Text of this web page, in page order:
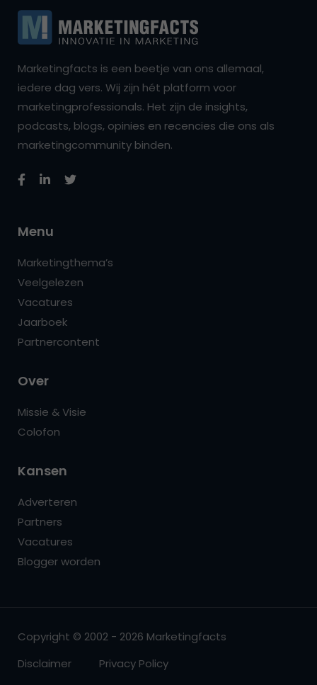
Marketingfacts is een beetje van ons allemaal,
iedere dag vers. Wij zijn hét platform voor
marketingprofessionals. Het zijn de insights,
podcasts, blogs, opinies en recencies die ons als
marketingcommunity binden.
Menu
Marketingthema’s
Veelgelezen
Vacatures
Jaarboek
Partnercontent
Over
Missie & Visie
Colofon
Kansen
Adverteren
Partners
Vacatures
Blogger worden
Copyright © 2002 - 2026 Marketingfacts
Disclaimer
Privacy Policy